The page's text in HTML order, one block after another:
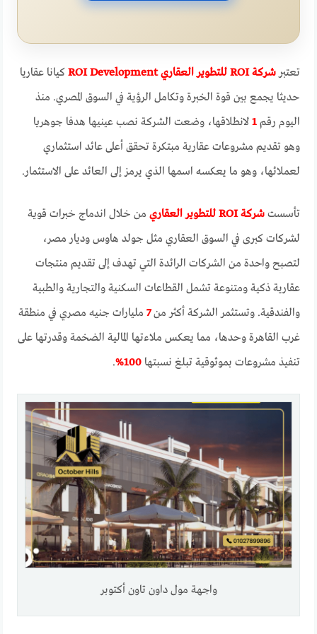
تعتبرشركة ROI للتطوير العقاري ROI Development
كيانا عقاريا
حديثا يجمع بين قوة الخبرة وتكامل الرؤية في السوق المصري. منذ
اليوم رقم1 لانطلاقها، وضعت الشركة نصب عينيها هدفا جوهريا
وهو تقديم مشروعات عقارية مبتكرة تحقق أعلى عائد استثماري
لعملائها، وهو ما يعكسه اسمها الذي يرمز إلى العائد على الاستثمار.
تأسستشركة ROI للتطوير العقاري
من خلال اندماج خبرات قوية
لشركات كبرى في السوق العقاري مثل جولد هاوس وديار مصر،
لتصبح واحدة من الشركات الرائدة التي تهدف إلى تقديم منتجات
عقارية ذكية ومتنوعة تشمل القطاعات السكنية والتجارية والطبية
والفندقية. وتستثمر الشركة أكثر من7 مليارات جنيه مصري في منطقة
غرب القاهرة وحدها، مما يعكس ملاءتها المالية الضخمة وقدرتها على
تنفيذ مشروعات بموثوقية تبلغ نسبتها100%
.
واجهة مول داون تاون أكتوبر